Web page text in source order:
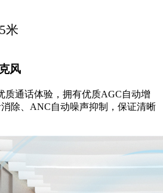
米
风
质通话体验，拥有优质AGC自动增
除、ANC自动噪声抑制，保证清晰